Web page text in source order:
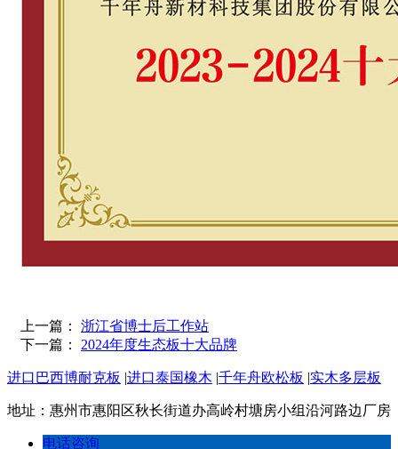
上一篇： 浙江省博士后工作站
下一篇： 2024年度生态板十大品牌
进口巴西博耐克板 |进口泰国橡木 |千年舟欧松板 |实木多层板
地址：惠州市惠阳区秋长街道办高岭村塘房小组沿河路边厂房
电话咨询